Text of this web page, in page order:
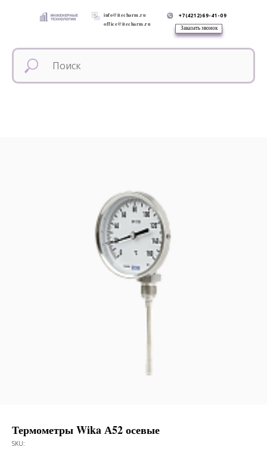
info@itecharm.ru
office@itecharm.ru
+7(4212)69-41-09
Заказать звонок
Термометры Wika А52 осевые
SKU: